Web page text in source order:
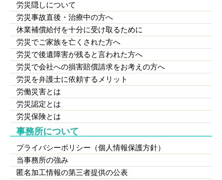
労災隠しについて
労災事故直後・治療中の方へ
休業補償給付を十分に受け取るために
労災でご家族を亡くされた方へ
労災で後遺障害が残ると言われた方へ
労災で会社への損害賠償請求をお考えの方へ
労災を弁護士に依頼するメリット
労働災害とは
労災認定とは
労災保険とは
事務所について
プライバシーポリシー（個人情報保護方針）
当事務所の強み
匿名加工情報の第三者提供の公表